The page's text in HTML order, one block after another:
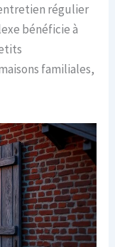
régulier
bénéficie à
familiales,